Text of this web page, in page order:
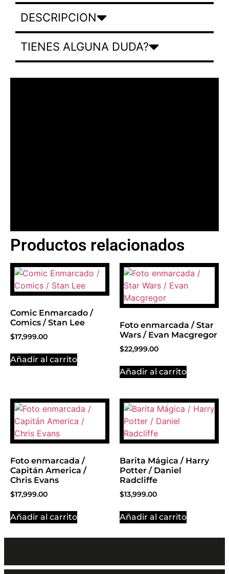
DESCRIPCION
TIENES ALGUNA DUDA?
BANNER CON
PROMOCIONES 1
Click Here
Productos relacionados
Comic Enmarcado /
Comics / Stan Lee
$17,999.00
Añadir al carrito
Foto enmarcada / Star
Wars / Evan Macgregor
$22,999.00
Añadir al carrito
Foto enmarcada /
Capitán America /
Chris Evans
$17,999.00
Añadir al carrito
Barita Mágica / Harry
Potter / Daniel
Radcliffe
$13,999.00
Añadir al carrito